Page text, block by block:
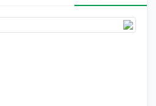
تاثیردستورالعمل